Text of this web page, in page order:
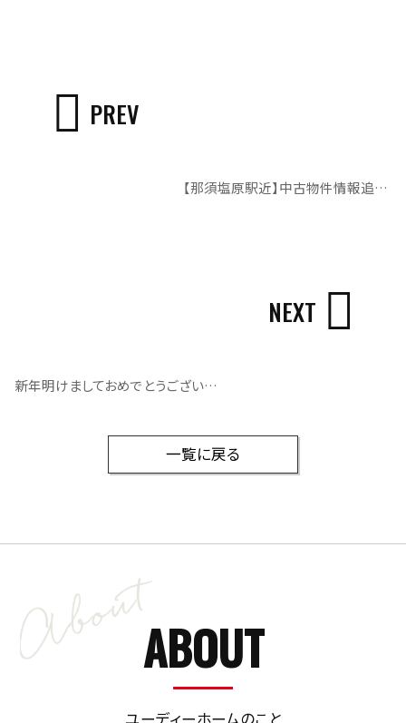
【那須塩原駅近】中古物件情報追加しました。
PREV
新年明けましておめでとうございます
NEXT
一覧に戻る
ABOUT
ユーディーホームのこと